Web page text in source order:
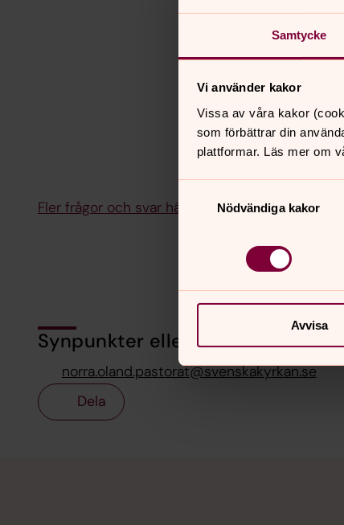
Samtycke
Vi använder kakor
Vissa av våra kakor
som förbättrar din
plattformar. Läs mer om
Nödvändiga kakor
Avvisa
Fler frågor och svar här
Synpunkter eller frågor på
norra.oland.pastorat@svenskakyrkan.se
Dela